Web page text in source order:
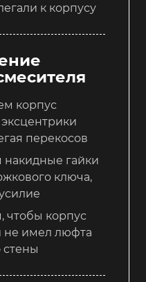
к корпусу
корпус
перекосов
накидные гайки
ключа,
чтобы корпус
не имел люфта
стены